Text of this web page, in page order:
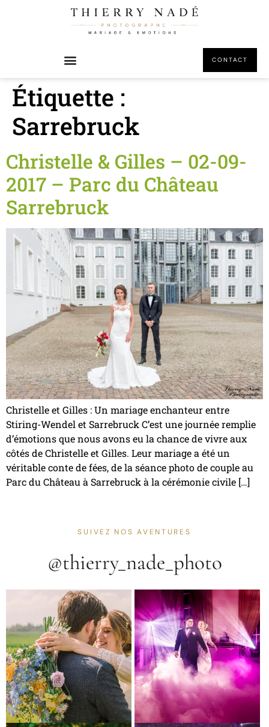
CONTACT
Étiquette :
Sarrebruck
Christelle & Gilles – 02-09-
2017 – Parc du Château
Sarrebruck
Christelle et Gilles : Un mariage enchanteur entre
Stiring-Wendel et Sarrebruck C’est une journée remplie
d’émotions que nous avons eu la chance de vivre aux
côtés de Christelle et Gilles. Leur mariage a été un
véritable conte de fées, de la séance photo de couple au
Parc du Château à Sarrebruck à la cérémonie civile […]
SUIVEZ NOS AVENTURES
@thierry_nade_photo